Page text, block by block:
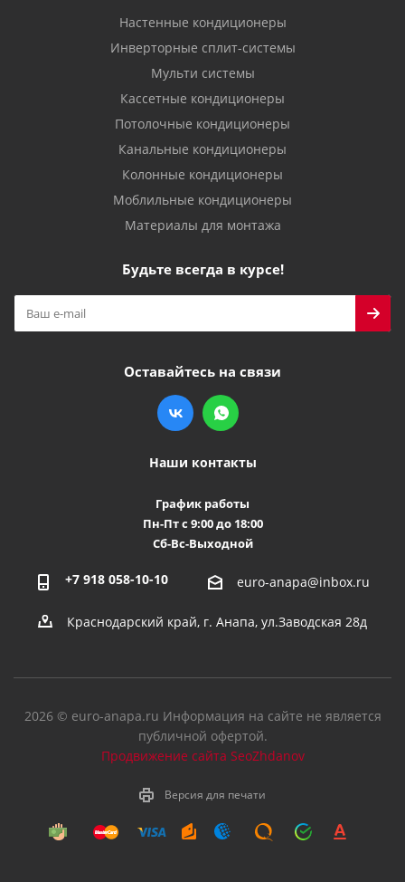
Настенные кондиционеры
Инверторные сплит-системы
Мульти системы
Кассетные кондиционеры
Потолочные кондиционеры
Канальные кондиционеры
Колонные кондиционеры
Моблильные кондиционеры
Материалы для монтажа
Будьте всегда в курсе!
Оставайтесь на связи
Наши контакты
График работы
Пн-Пт с 9:00 до 18:00
Сб-Вс-Выходной
+7 918 058-10-10 euro-anapa@inbox.ru
Краснодарский край, г. Анапа, ул.Заводская 28д
2026 © euro-anapa.ru Информация на сайте не является
публичной офертой.
Продвижение сайта SeoZhdanov
Версия для печати